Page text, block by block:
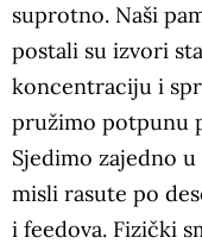
suprotno. Naši
postali su izvori
koncentraciju i
pružimo potpunu
Sjedimo zajedno
misli rasute po
i feedova. Fizički